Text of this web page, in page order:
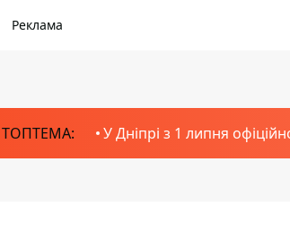
Реклама
ТОПТЕМА: У Дніпрі з 1 липня